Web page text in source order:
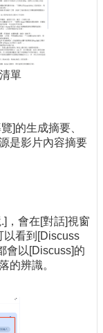
單
]的生成摘要、
是影片內容摘要
，會在[對話]視窗
以看到[Discuss
會以[Discuss]的
的辨識。